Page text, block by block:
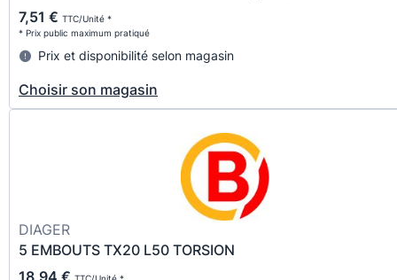
7,51 € TTC/Unité *
* Prix public maximum pratiqué
Prix et disponibilité selon magasin
Choisir son magasin
DIAGER
5 EMBOUTS TX20 L50 TORSION
18,94 €